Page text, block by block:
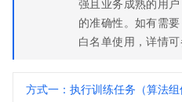
强且业务成熟的用
的准确性。如有需
白名单使用，详情
方式一：执行训练任务（算法组